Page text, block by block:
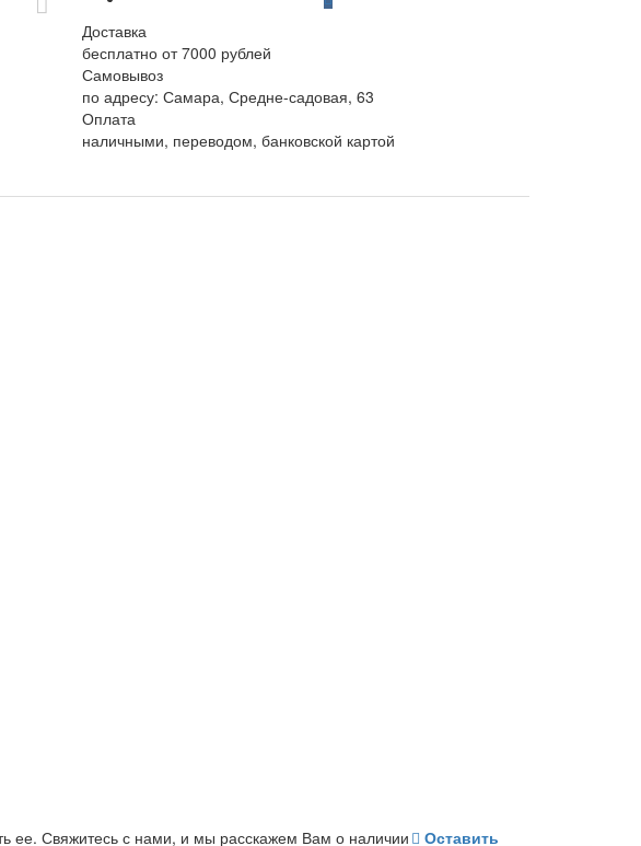
Доставка
бесплатно от 7000 рублей
Самовывоз
по адресу: Самара, Средне-садовая, 63
Оплата
наличными, переводом, банковской картой
ее. Свяжитесь с нами, и мы расскажем Вам о наличии Оставить